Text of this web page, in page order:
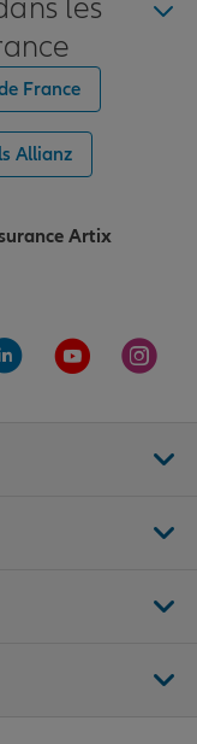
les
France
Allianz
Artix
de Allianz
la page Twitter de
Aller sur la page
Aller sur la
Aller